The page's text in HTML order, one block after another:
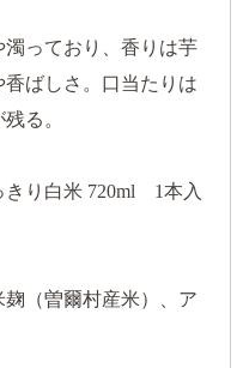
っており、香りは芋
ばしさ。口当たりは
る。
きり白米 720ml 1本入
（曽爾村産米）、ア